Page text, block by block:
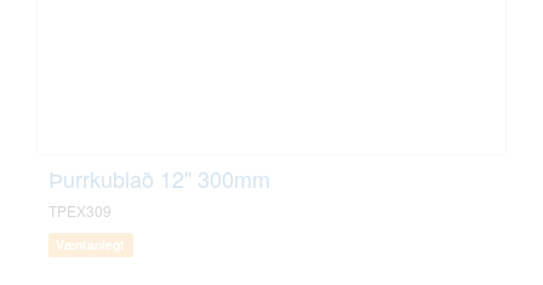
Þurrkublað 12" 300mm
TPEX309
Væntanlegt